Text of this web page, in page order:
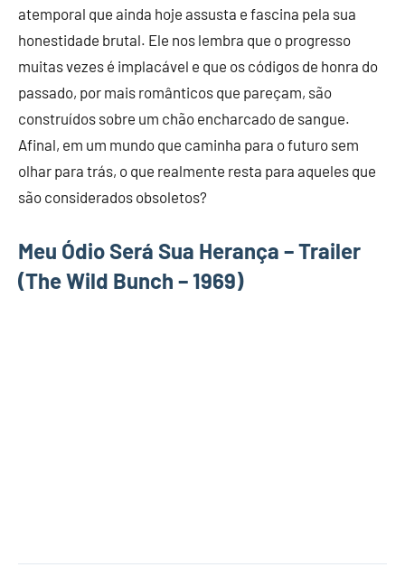
atemporal que ainda hoje assusta e fascina pela sua
honestidade brutal. Ele nos lembra que o progresso
muitas vezes é implacável e que os códigos de honra do
passado, por mais românticos que pareçam, são
construídos sobre um chão encharcado de sangue.
Afinal, em um mundo que caminha para o futuro sem
olhar para trás, o que realmente resta para aqueles que
são considerados obsoletos?
Meu Ódio Será Sua Herança – Trailer
(The Wild Bunch – 1969)